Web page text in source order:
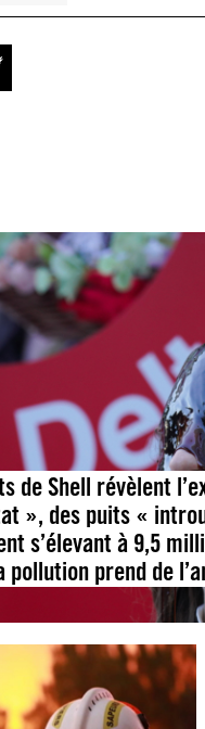
de Shell révèlent
», des puits «
s’élevant à 9,5
pollution prend de